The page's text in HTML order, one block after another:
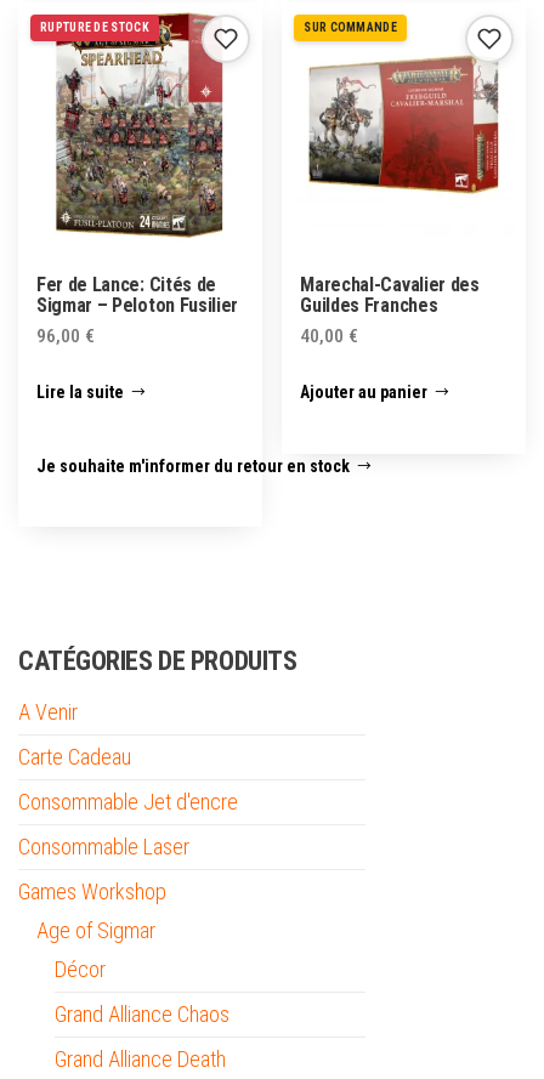
RUPTURE DE STOCK
Fer de Lance: Cités de
Sigmar – Peloton Fusilier
96,00 €
Lire la suite
Je souhaite m'informer du retour en stock
SUR COMMANDE
Marechal-Cavalier des
Guildes Franches
40,00 €
Ajouter au panier
CATÉGORIES DE PRODUITS
A Venir
Carte Cadeau
Consommable Jet d'encre
Consommable Laser
Games Workshop
Age of Sigmar
Décor
Grand Alliance Chaos
Grand Alliance Death